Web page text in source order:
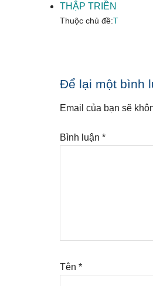
THẬP TRIỀN
Thuộc chủ đề:T
Reader
Interactions
Để lại một bình
Email của bạn sẽ
Bình luận *
Tên *